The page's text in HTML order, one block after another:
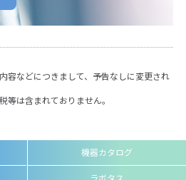
容などにつきまして、予告なしに変更され
等は含まれておりません。
機器カタログ